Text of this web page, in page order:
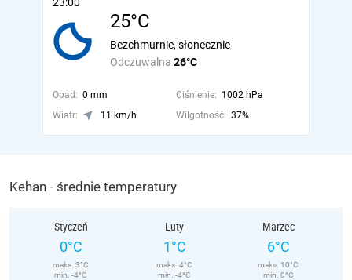
25°C
Odczuwalna 26°C
Bezchmurnie, słonecznie
Opad: 0 mm Ciśnienie: 1002 hPa
Wiatr:
11 km/h Wilgotność: 37%
Kehan - średnie temperatury
Styczeń
0°C
maks. 3°C
min. -4°C
Luty
1°C
maks. 4°C
min. -4°C
Marzec
6°C
maks. 10°C
min. 0°C